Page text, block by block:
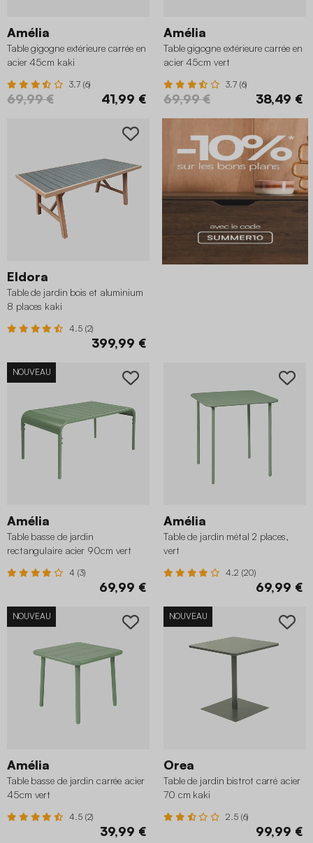
Amélia
Table gigogne extérieure carrée en
acier 45cm kaki
3.7 (6)
69,99 € 41,99 €
Amélia
Table gigogne extérieure carrée en
acier 45cm vert
3.7 (6)
69,99 € 38,49 €
Eldora
Table de jardin bois et aluminium
8 places kaki
4.5 (2)
399,99 €
NOUVEAU
Amélia
Table basse de jardin
rectangulaire acier 90cm vert
4 (3)
69,99 €
Amélia
Table de jardin métal 2 places,
vert
4.2 (20)
69,99 €
NOUVEAU
Amélia
Table basse de jardin carrée acier
45cm vert
4.5 (2)
39,99 €
NOUVEAU
Orea
Table de jardin bistrot carré acier
70 cm kaki
2.5 (6)
99,99 €